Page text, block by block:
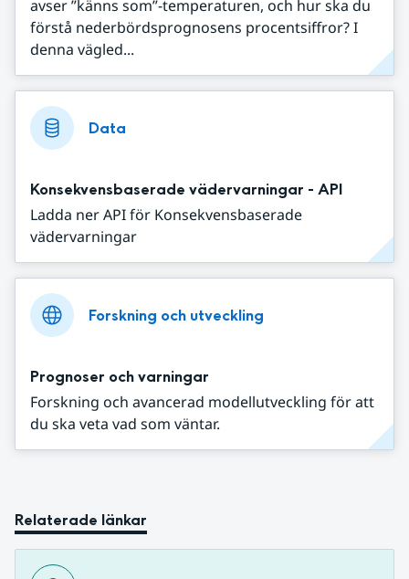
avser ”känns som”-temperaturen, och hur ska du
förstå nederbördsprognosens procentsiffror? I
denna vägled...
Data
Konsekvensbaserade vädervarningar - API
Ladda ner API för Konsekvensbaserade
vädervarningar
Forskning och utveckling
Prognoser och varningar
Forskning och avancerad modellutveckling för att
du ska veta vad som väntar.
Relaterade länkar